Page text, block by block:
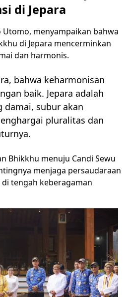
di Jepara
Utomo, menyampaikan bahwa
di Jepara mencerminkan
dan harmonis.
bahwa keharmonisan
baik. Jepara adalah
damai, subur akan
pluralitas dan
Bhikkhu menuju Candi Sewu
menjaga persaudaraan
tengah keberagaman